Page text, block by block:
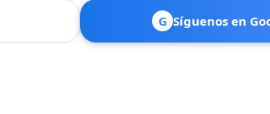
G Síguenos en